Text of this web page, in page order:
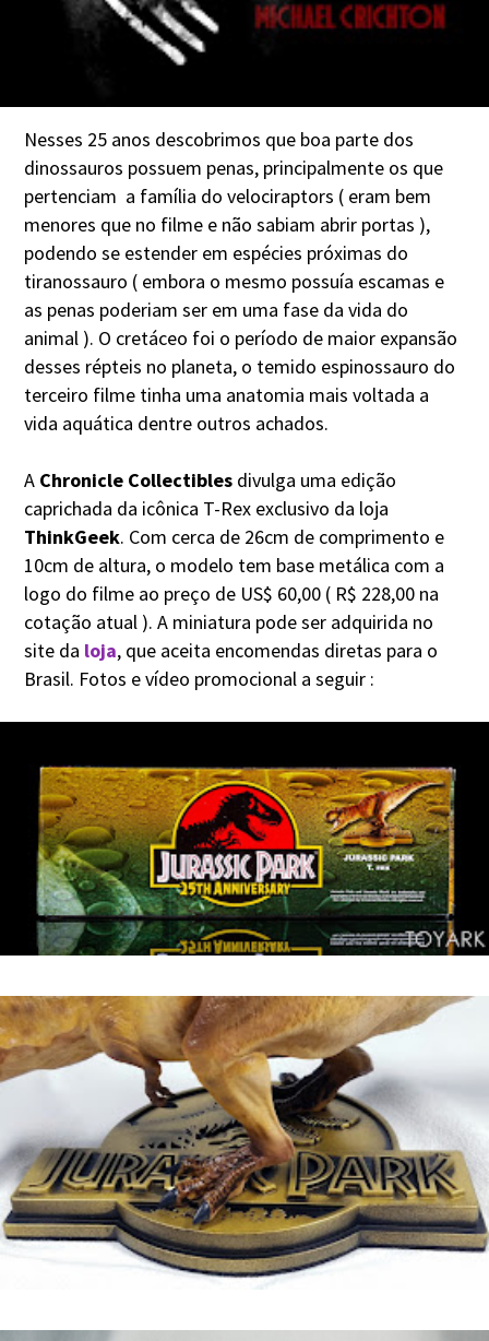
Nesses 25 anos descobrimos que boa parte dos
dinossauros possuem penas, principalmente os que
pertenciam a família do velociraptors ( eram bem
menores que no filme e não sabiam abrir portas ),
podendo se estender em espécies próximas do
tiranossauro ( embora o mesmo possuía escamas e
as penas poderiam ser em uma fase da vida do
animal ). O cretáceo foi o período de maior expansão
desses répteis no planeta, o temido espinossauro do
terceiro filme tinha uma anatomia mais voltada a
vida aquática dentre outros achados.
A Chronicle Collectibles divulga uma edição
caprichada da icônica T-Rex exclusivo da loja
ThinkGeek. Com cerca de 26cm de comprimento e
10cm de altura, o modelo tem base metálica com a
logo do filme ao preço de US$ 60,00 ( R$ 228,00 na
cotação atual ). A miniatura pode ser adquirida no
site da loja, que aceita encomendas diretas para o
Brasil. Fotos e vídeo promocional a seguir :